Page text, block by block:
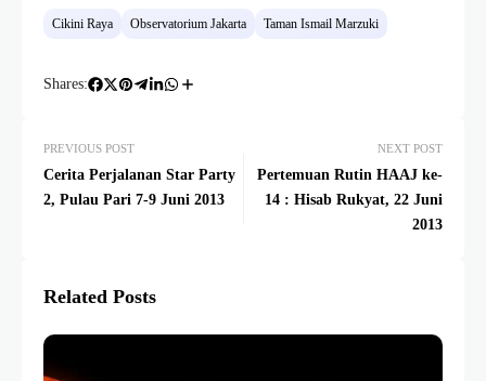
Cikini Raya Observatorium Jakarta Taman Ismail Marzuki
Shares:
PREVIOUS POST
Cerita Perjalanan Star Party
2, Pulau Pari 7-9 Juni 2013
NEXT POST
Pertemuan Rutin HAAJ ke-
14 : Hisab Rukyat, 22 Juni
2013
Related Posts